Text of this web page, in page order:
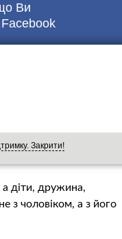
Ви
Facebook
Закрити!
Тож по
документи і знову
дуже яскраве та
у спеціальному
ніхто не
усі китайські свята:
діти, дружина,
з чоловіком, а з його